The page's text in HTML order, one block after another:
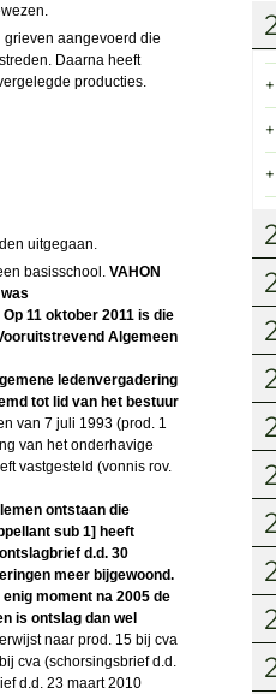
grieven aangevoerd die
Daarna heeft
producties.
uitgegaan.
basisschool. VAHON
11 oktober 2011 is die
Algemeen
ledenvergadering
tot lid van het bestuur
van 7 juli 1993 (prod. 1
van het onderhavige
vastgesteld (vonnis rov.
ontstaan die
sub 1] heeft
d.d. 30
meer bijgewoond.
moment na 2005 de
is ontslag dan wel
naar prod. 15 bij cva
cva (schorsingsbrief d.d.
d.d. 23 maart 2010
+
+
+